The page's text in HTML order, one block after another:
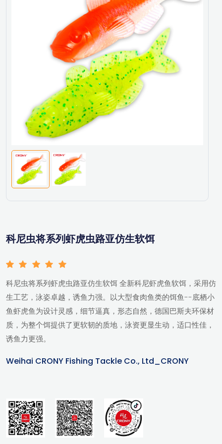
科尼虫将系列虾虎虫路亚仿生软饵
科尼虫将系列虾虎虫路亚仿生软饵 全新科尼虾虎鱼软饵，采用仿
生工艺，泳姿卓越，诱鱼力强。以大型食肉鱼类的饵鱼--底栖小
鱼虾虎鱼为设计灵感，细节逼真，形态自然，德国巴斯夫环保材
质，为整个饵提供了更软韧的质地，泳资更显生动，适口性佳，
诱鱼力更强。
Weihai CRONY Fishing Tackle Co., Ltd_CRONY